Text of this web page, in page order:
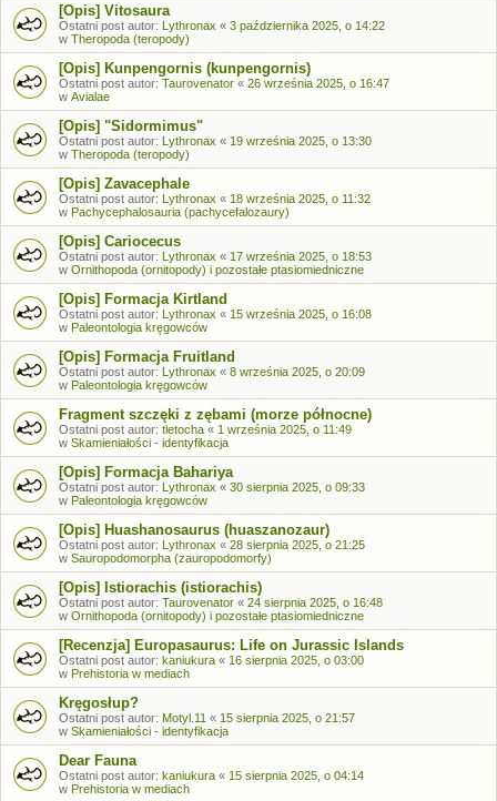
[Opis] Vitosaura
Ostatni post autor: Lythronax « 3 października 2025, o 14:22
w Theropoda (teropody)
[Opis] Kunpengornis (kunpengornis)
Ostatni post autor: Taurovenator « 26 września 2025, o 16:47
w Avialae
[Opis] "Sidormimus"
Ostatni post autor: Lythronax « 19 września 2025, o 13:30
w Theropoda (teropody)
[Opis] Zavacephale
Ostatni post autor: Lythronax « 18 września 2025, o 11:32
w Pachycephalosauria (pachycefalozaury)
[Opis] Cariocecus
Ostatni post autor: Lythronax « 17 września 2025, o 18:53
w Ornithopoda (ornitopody) i pozostałe ptasiomiedniczne
[Opis] Formacja Kirtland
Ostatni post autor: Lythronax « 15 września 2025, o 16:08
w Paleontologia kręgowców
[Opis] Formacja Fruitland
Ostatni post autor: Lythronax « 8 września 2025, o 20:09
w Paleontologia kręgowców
Fragment szczęki z zębami (morze północne)
Ostatni post autor: tletocha « 1 września 2025, o 11:49
w Skamieniałości - identyfikacja
[Opis] Formacja Bahariya
Ostatni post autor: Lythronax « 30 sierpnia 2025, o 09:33
w Paleontologia kręgowców
[Opis] Huashanosaurus (huaszanozaur)
Ostatni post autor: Lythronax « 28 sierpnia 2025, o 21:25
w Sauropodomorpha (zauropodomorfy)
[Opis] Istiorachis (istiorachis)
Ostatni post autor: Taurovenator « 24 sierpnia 2025, o 16:48
w Ornithopoda (ornitopody) i pozostałe ptasiomiedniczne
[Recenzja] Europasaurus: Life on Jurassic Islands
Ostatni post autor: kaniukura « 16 sierpnia 2025, o 03:00
w Prehistoria w mediach
Kręgosłup?
Ostatni post autor: Motyl.11 « 15 sierpnia 2025, o 21:57
w Skamieniałości - identyfikacja
Dear Fauna
Ostatni post autor: kaniukura « 15 sierpnia 2025, o 04:14
w Prehistoria w mediach